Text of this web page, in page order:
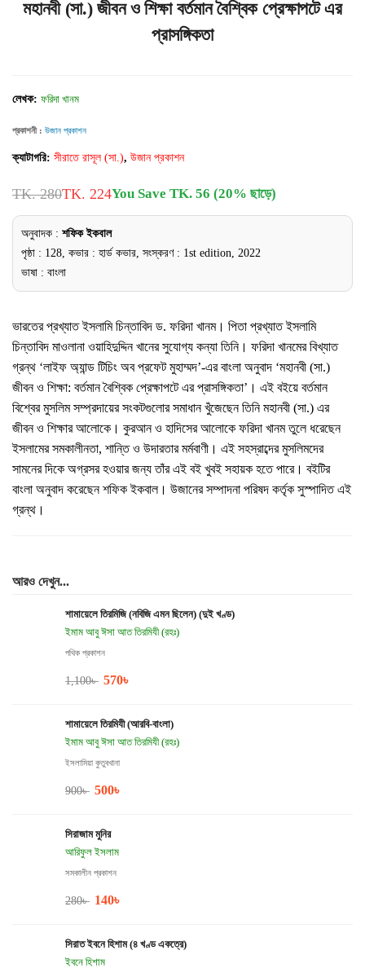
মহানবী (সা.) জীবন ও শিক্ষা বর্তমান বৈশ্বিক প্রেক্ষাপটে এর
প্রাসঙ্গিকতা
লেখক: ফরিদা খানম
প্রকাশনী : উজান প্রকাশন
ক্যাটাগরি: সীরাতে রাসূল (সা.), উজান প্রকাশন
TK. 280TK. 224You Save TK. 56 (20% ছাড়ে)
অনুবাদক : শফিক ইকবাল
পৃষ্ঠা : 128, কভার : হার্ড কভার, সংস্করণ : 1st edition, 2022
ভাষা : বাংলা
ভারতের প্রখ্যাত ইসলামি চিন্তাবিদ ড. ফরিদা খানম। পিতা প্রখ্যাত ইসলামি
চিন্তাবিদ মাওলানা ওয়াহিদুদ্দিন খানের সুযোগ্য কন্যা তিনি। ফরিদা খানমের বিখ্যাত
গ্রন্থ ‘লাইফ অ্যান্ড টিচিং অব প্রফেট মুহাম্মদ’-এর বাংলা অনুবাদ ‘মহানবী (সা.)
জীবন ও শিক্ষা: বর্তমান বৈশ্বিক প্রেক্ষাপটে এর প্রাসঙ্গিকতা’। এই বইয়ে বর্তমান
বিশ্বের মুসলিম সম্প্রদায়ের সংকটগুলোর সমাধান খুঁজেছেন তিনি মহানবী (সা.) এর
জীবন ও শিক্ষার আলোকে। কুরআন ও হাদিসের আলোকে ফরিদা খানম তুলে ধরেছেন
ইসলামের সমকালীনতা, শান্তি ও উদারতার মর্মবাণী। এই সহস্রাব্দের মুসলিমদের
সামনের দিকে অগ্রসর হওয়ার জন্য তাঁর এই বই খুবই সহায়ক হতে পারে। বইটির
বাংলা অনুবাদ করেছেন শফিক ইকবাল। উজানের সম্পাদনা পরিষদ কর্তৃক সুস্পাদিত এই
গ্রন্থ।
আরও দেখুন...
শামায়েলে তিরমিজি (নবিজি এমন ছিলেন) (দুই খণ্ড)
ইমাম আবু ঈসা আত তিরমিযী (রহঃ)
পথিক প্রকাশন
1,100৳ 570৳
শামায়েলে তিরমিযী (আরবি-বাংলা)
ইমাম আবু ঈসা আত তিরমিযী (রহঃ)
ইসলামিয়া কুতুবখানা
900৳ 500৳
সিরাজাম মুনির
আরিফুল ইসলাম
সমকালীন প্রকাশন
280৳ 140৳
সিরাত ইবনে হিশাম (৪ খণ্ড একত্রে)
ইবনে হিশাম